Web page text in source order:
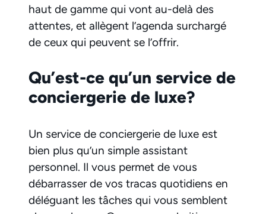
haut de gamme qui vont au-delà des
attentes, et allègent l’agenda surchargé
de ceux qui peuvent se l’offrir.
Qu’est-ce qu’un service de
conciergerie de luxe?
Un service de conciergerie de luxe est
bien plus qu’un simple assistant
personnel. Il vous permet de vous
débarrasser de vos tracas quotidiens en
déléguant les tâches qui vous semblent